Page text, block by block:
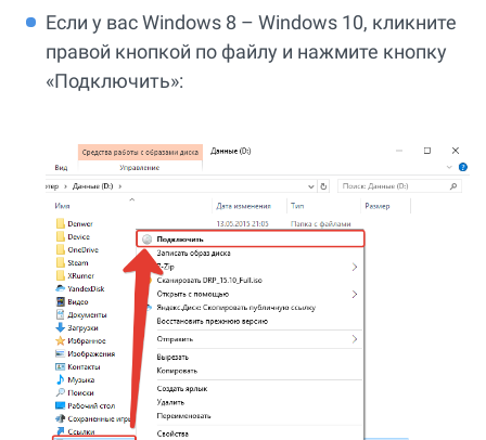
Если у вас Windows 8 – Windows 10, кликните
правой кнопкой по файлу и нажмите кнопку
«Подключить»: